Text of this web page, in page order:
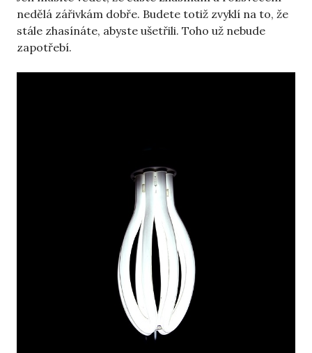
nedělá zářivkám dobře. Budete totiž zvyklí na to, že
stále zhasínáte, abyste ušetřili. Toho už nebude
zapotřebí.